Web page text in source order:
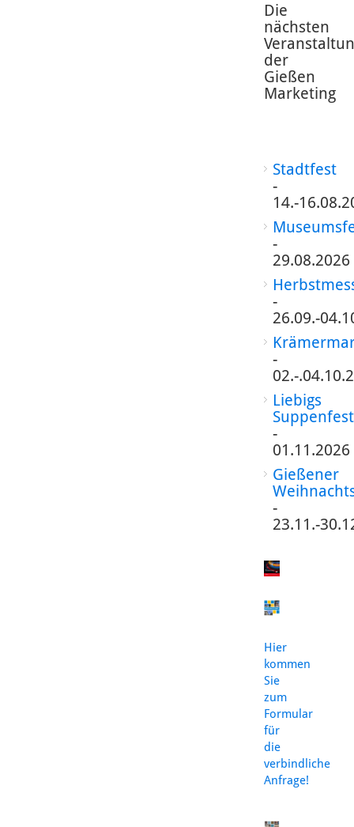
Die
nächsten
der
Gießen
Marketing
Stadtfest
-
14.-
-
29.08.2026
-
26.09.-
-
02.-
Liebigs
Suppenfest
-
01.11.2026
Gießener
-
23.11.-
Hier
kommen
Sie
zum
Formular
für
die
verbindliche
Anfrage!